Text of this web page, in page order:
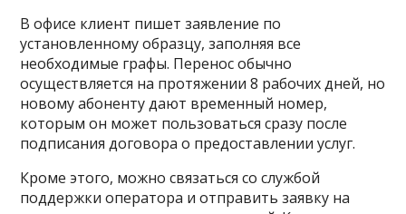
В офисе клиент пишет заявление по
установленному образцу, заполняя все
необходимые графы. Перенос обычно
осуществляется на протяжении 8 рабочих дней, но
новому абоненту дают временный номер,
которым он может пользоваться сразу после
подписания договора о предоставлении услуг.
Кроме этого, можно связаться со службой
поддержки оператора и отправить заявку на